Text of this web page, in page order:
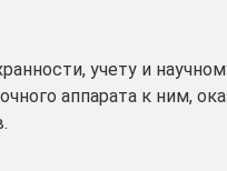
учету и
аппарата к ним,